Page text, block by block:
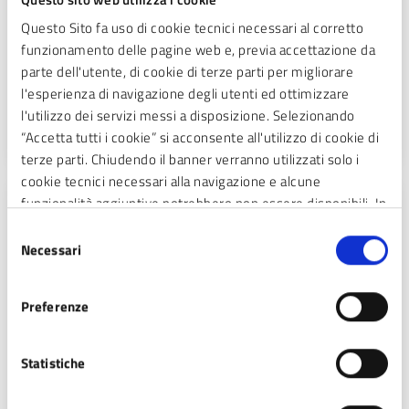
Questo Sito fa uso di cookie tecnici necessari al corretto
funzionamento delle pagine web e, previa accettazione da
parte dell'utente, di cookie di terze parti per migliorare
l'esperienza di navigazione degli utenti ed ottimizzare
l'utilizzo dei servizi messi a disposizione. Selezionando
“Accetta tutti i cookie” si acconsente all'utilizzo di cookie di
terze parti. Chiudendo il banner verranno utilizzati solo i
cookie tecnici necessari alla navigazione e alcune
funzionalità aggiuntive potrebbero non essere disponibili. In
che contribuiscono a rendere fruibile il sito web abilitando
funzionalità di base quali la navigazione sulle pagine e
l’accesso alle aree protette del sito. Il sito web non è in
grado di funzionare correttamente senza questi cookie
delNecessari
Preferenze
Statistiche
Regolamento per l’applicazione
dell’imposta di soggiorno e tariffe
Consulta il regolamento per l'applicazione dell'imposta
di soggiorno e le tariffe.
REGOLAMENTI
Regolamento per l’attuazione di interventi
a sostegno delle attività commerciali e
traffico per la realizzazione di opere
Consulta il regolamento per l’attuazione di interventi a